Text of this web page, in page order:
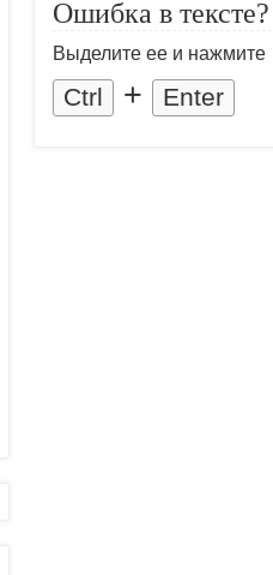
Ошибка в тексте?
Выделите ее и нажмите
Ctrl + Enter